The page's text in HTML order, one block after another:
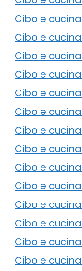
Cibo e
Cibo e
Cibo e
Cibo e
Cibo e
Cibo e
Cibo e
Cibo e
Cibo e
Cibo e
Cibo e
Cibo e
Cibo e
Cibo e